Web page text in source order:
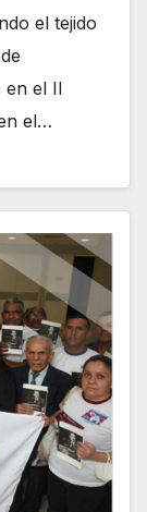
el tejido
en el II
el…